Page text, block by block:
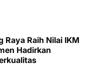
Raih Nilai IKM
Hadirkan